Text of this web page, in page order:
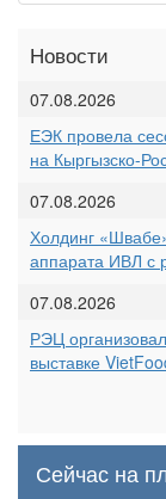
Новости
07.08.2026
ЕЭК провела
на Кыргызско-
07.08.2026
Холдинг
аппарата ИВЛ с
07.08.2026
РЭЦ
выставке
Сейчас на